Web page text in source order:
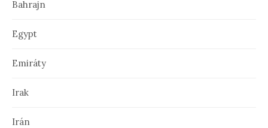
Bahrajn
Egypt
Emiráty
Irak
Irán